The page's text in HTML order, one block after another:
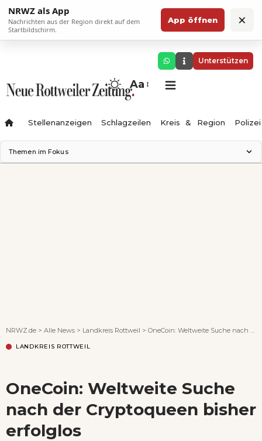
NRWZ als App
Nachrichten aus der Region direkt auf dem
Startbildschirm.
App öffnen ×
Unterstützen
Aa
Stellenanzeigen Schlagzeilen Kreis & Region Polizei
Themen im Fokus
NRWZ.de > Alle News > Landkreis Rottweil > OneCoin: Weltweite Suche nach der Cryptoqueen bisher erfolglos
LANDKREIS ROTTWEIL
OneCoin: Weltweite Suche
nach der Cryptoqueen bisher
erfolglos